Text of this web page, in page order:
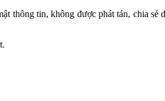
thông tin, không được phát tán, chia